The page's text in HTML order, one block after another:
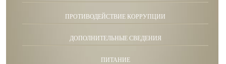
ПРОТИВОДЕЙСТВИЕ КОРРУПЦИИ
ДОПОЛНИТЕЛЬНЫЕ СВЕДЕНИЯ
ПИТАНИЕ